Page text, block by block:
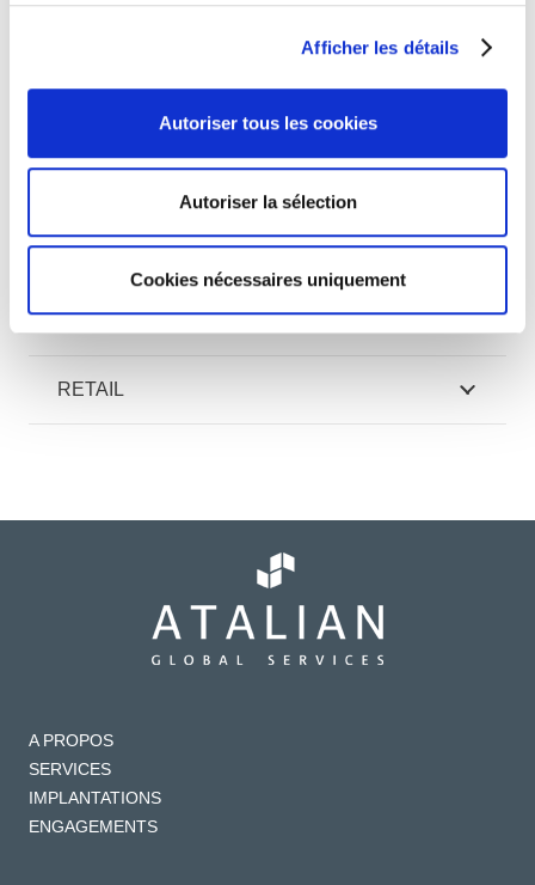
Afficher les détails
Autoriser tous les cookies
Autoriser la sélection
Cookies nécessaires uniquement
CENTRES COMMERCIAUX
LOGISTIQUE
RETAIL
A PROPOS
SERVICES
IMPLANTATIONS
ENGAGEMENTS